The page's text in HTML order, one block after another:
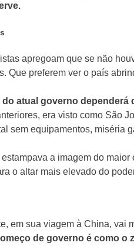
apregoam que se não
Que preferem ver o país
do atual governo dependerá
era visto como São
sem equipamentos, miséria
estampava a imagem do
o altar mais elevado do
em sua viagem à China, vai
de governo é como o